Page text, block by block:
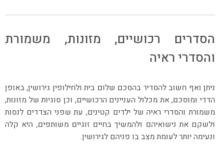
הסדרים רכושיים, מזונות, משמורת
והסדרי ראיה
ניתן ואף חשוב להסדיר בהסכם שלום בית ולחילופין גירושין, באופן
הדדי ומוסכם, את מכלול העניינים הרכושיים, וכן סוגיות של מזונות,
משמורת והסדרי ראיה של ילדים קטינים, עת שפני הצדדים לנסות
ולשקם את נישואיהם ולהמשיך בחיים זוגיים משותפים, היא קלה
ונעימה יותר לעומת מצב בו פניהם לגירושין.